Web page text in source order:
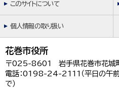
繁體中文
このサイトについて
個人情報の取り扱い
花巻市役所
〒025-8601 岩手県花巻市花城
電話：0198-24-2111（平日の午
で）